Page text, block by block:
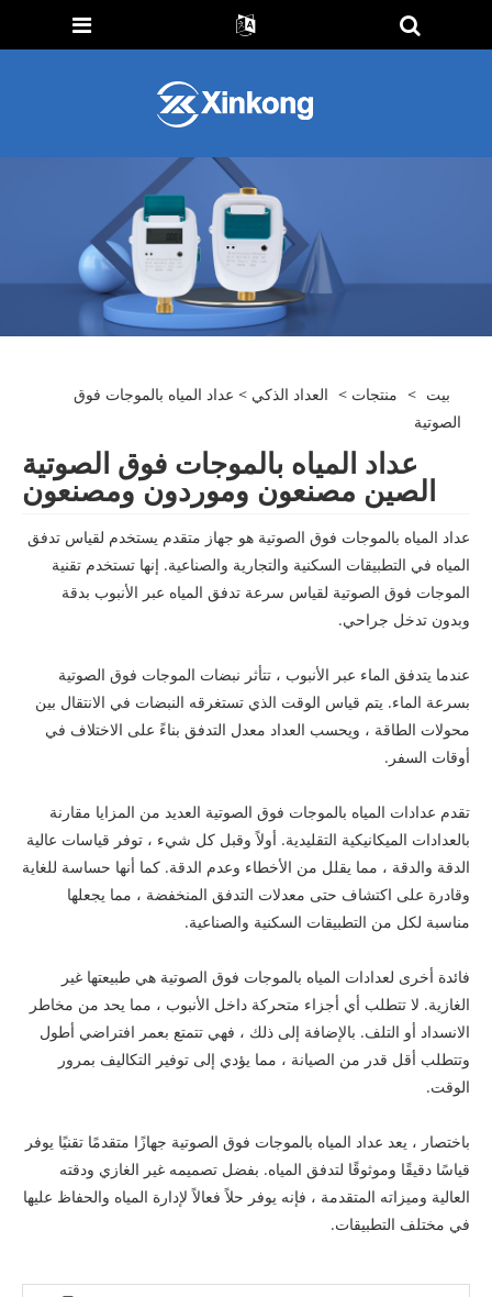
بيت > منتجات > العداد الذكي > عداد المياه بالموجات فوق
الصوتية
عداد المياه بالموجات فوق الصوتية
الصين مصنعون وموردون ومصنعون
عداد المياه بالموجات فوق الصوتية هو جهاز متقدم يستخدم لقياس تدفق
المياه في التطبيقات السكنية والتجارية والصناعية. إنها تستخدم تقنية
الموجات فوق الصوتية لقياس سرعة تدفق المياه عبر الأنبوب بدقة
وبدون تدخل جراحي.
عندما يتدفق الماء عبر الأنبوب ، تتأثر نبضات الموجات فوق الصوتية
بسرعة الماء. يتم قياس الوقت الذي تستغرقه النبضات في الانتقال بين
محولات الطاقة ، ويحسب العداد معدل التدفق بناءً على الاختلاف في
أوقات السفر.
تقدم عدادات المياه بالموجات فوق الصوتية العديد من المزايا مقارنة
بالعدادات الميكانيكية التقليدية. أولاً وقبل كل شيء ، توفر قياسات عالية
الدقة والدقة ، مما يقلل من الأخطاء وعدم الدقة. كما أنها حساسة للغاية
وقادرة على اكتشاف حتى معدلات التدفق المنخفضة ، مما يجعلها
مناسبة لكل من التطبيقات السكنية والصناعية.
فائدة أخرى لعدادات المياه بالموجات فوق الصوتية هي طبيعتها غير
الغازية. لا تتطلب أي أجزاء متحركة داخل الأنبوب ، مما يحد من مخاطر
الانسداد أو التلف. بالإضافة إلى ذلك ، فهي تتمتع بعمر افتراضي أطول
وتتطلب أقل قدر من الصيانة ، مما يؤدي إلى توفير التكاليف بمرور
الوقت.
باختصار ، يعد عداد المياه بالموجات فوق الصوتية جهازًا متقدمًا تقنيًا يوفر
قياسًا دقيقًا وموثوقًا لتدفق المياه. بفضل تصميمه غير الغازي ودقته
العالية وميزاته المتقدمة ، فإنه يوفر حلاً فعالاً لإدارة المياه والحفاظ عليها
في مختلف التطبيقات.